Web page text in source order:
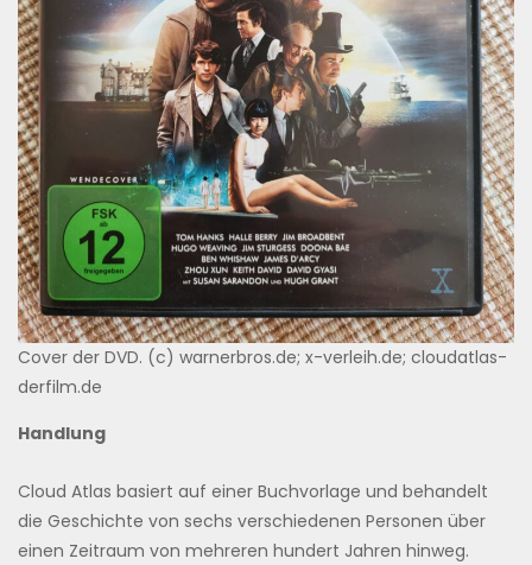
Cover der DVD. (c) warnerbros.de; x-verleih.de; cloudatlas-
derfilm.de
Handlung
Cloud Atlas basiert auf einer Buchvorlage und behandelt
die Geschichte von sechs verschiedenen Personen über
einen Zeitraum von mehreren hundert Jahren hinweg.